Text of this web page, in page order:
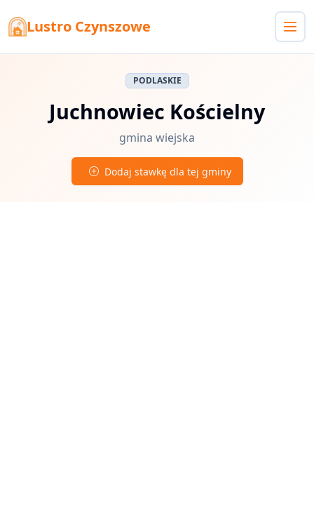
Lustro Czynszowe
PODLASKIE
Juchnowiec Kościelny
gmina wiejska
Dodaj stawkę dla tej gminy